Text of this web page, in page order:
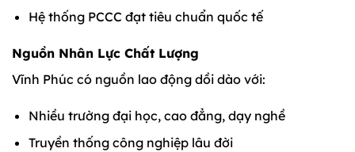
Hệ thống PCCC đạt tiêu chuẩn quốc tế
Nguồn Nhân Lực Chất Lượng
Vĩnh Phúc có nguồn lao động dồi dào với:
Nhiều trường đại học, cao đẳng, dạy nghề
Truyền thống công nghiệp lâu đời